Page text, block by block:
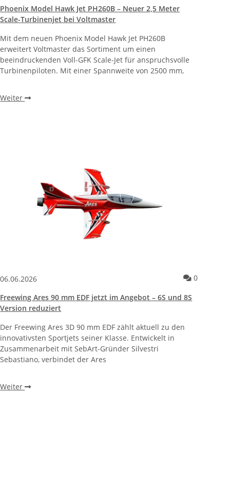
Phoenix Model Hawk Jet PH260B – Neuer 2,5 Meter
Scale-Turbinenjet bei Voltmaster
Mit dem neuen Phoenix Model Hawk Jet PH260B
erweitert Voltmaster das Sortiment um einen
beeindruckenden Voll-GFK Scale-Jet für anspruchsvolle
Turbinenpiloten. Mit einer Spannweite von 2500 mm,
Weiter
90km/h+zum Artikel Shelter-Fest am Allgäu Airport – Historische
06.06.2026 0
Freewing Ares 90 mm EDF jetzt im Angebot – 6S und 8S
Version reduziert
Der Freewing Ares 3D 90 mm EDF zählt aktuell zu den
innovativsten Sportjets seiner Klasse. Entwickelt in
Zusammenarbeit mit SebArt-Gründer Silvestri
Sebastiano, verbindet der Ares
Weiter